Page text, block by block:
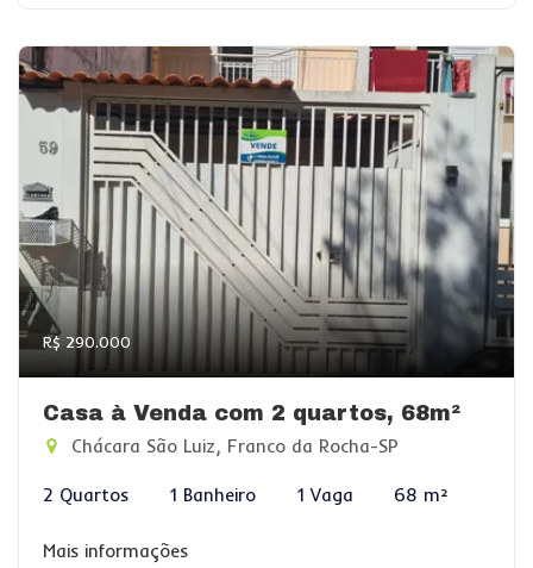
R$ 290.000
Casa à Venda com 2 quartos, 68m²
Chácara São Luiz, Franco da Rocha-SP
2 Quartos 1 Banheiro 1 Vaga 68 m²
Mais informações